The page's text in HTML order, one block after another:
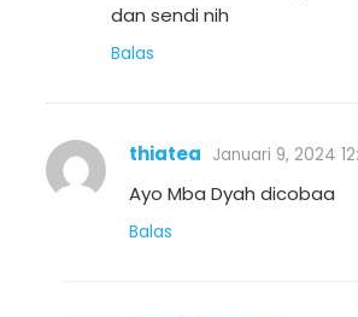
dan sendi nih
Balas
thiatea Januari 9, 2024
Ayo Mba Dyah dicobaa
Balas